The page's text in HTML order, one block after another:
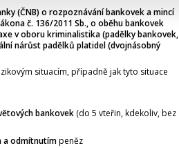
(ČNB) o rozpoznávání bankovek a mincí
č. 136/2011 Sb., o oběhu bankovek
v oboru kriminalistika (padělky bankovek,
nárůst padělků platidel (dvojnásobný
situacím, případně jak tyto situace
bankovek (do 5 vteřin, kdekoliv, bez
a odmítnutímpeněz